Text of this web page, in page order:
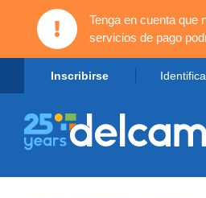
Tenga en cuenta que
servicios de pago
Inscribirse